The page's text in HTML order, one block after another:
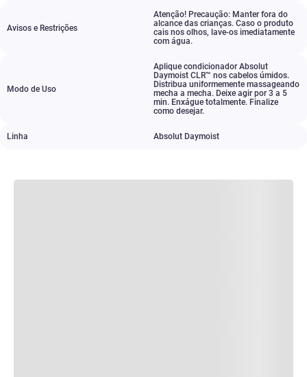
Avisos e Restrições
Atenção! Precaução: Manter fora do
alcance das crianças. Caso o produto
cais nos olhos, lave-os imediatamente
com água.
Modo de Uso
Aplique condicionador Absolut
Daymoist CLR™ nos cabelos úmidos.
Distribua uniformemente massageando
mecha a mecha. Deixe agir por 3 a 5
min. Enxágue totalmente. Finalize
como desejar.
Linha Absolut Daymoist